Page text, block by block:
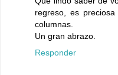
regreso, es
columnas.
Un gran abrazo.
Responder